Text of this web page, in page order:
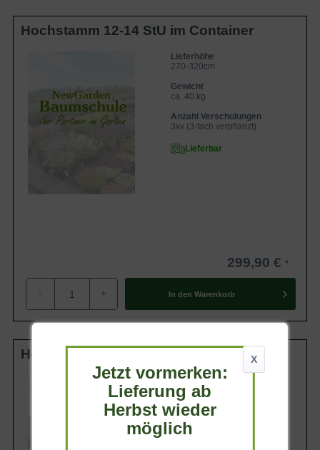
Hochstamm 12-14 StU im Container
Lieferhöhe
270-320cm
Gewicht
ca. 40 kg
Anzahl Verschulungen
3xv (3-fach verpflanzt)
Lieferbar
299,90 €
- + In den Warenkorb
Hochstamm 14-16 StU im Container
Lieferhöhe
300-350cm
Gewicht
ca. 50 kg
X
Jetzt vormerken:
Lieferung ab
Herbst wieder
möglich